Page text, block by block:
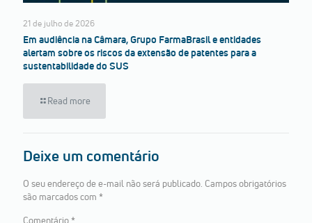
21 de julho de 2026
Em audiência na Câmara, Grupo FarmaBrasil e entidades
alertam sobre os riscos da extensão de patentes para a
sustentabilidade do SUS
Read more
Deixe um comentário
O seu endereço de e-mail não será publicado. Campos obrigatórios
são marcados com *
Comentário*